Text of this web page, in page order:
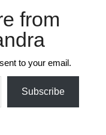
from
to your email.
Subscribe